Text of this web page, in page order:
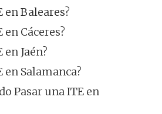
en Baleares?
en Cáceres?
en Jaén?
en Salamanca?
Pasar una ITE en